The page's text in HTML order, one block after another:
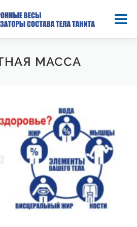
Меню
МАССА